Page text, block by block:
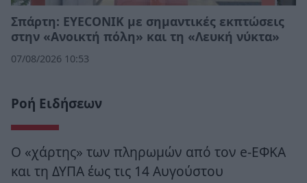
Σπάρτη: EYECONIK με σημαντικές εκπτώσεις
στην «Ανοικτή πόλη» και τη «Λευκή νύκτα»
07/08/2026 10:53
Ροή Ειδήσεων
Ο «χάρτης» των πληρωμών από τον e-ΕΦΚΑ
και τη ΔΥΠΑ έως τις 14 Αυγούστου